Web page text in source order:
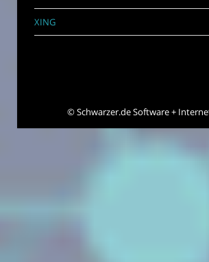
XING
©Schwarzer.de Software +